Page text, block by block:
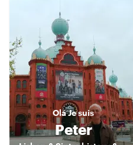
OláJe suis
Peter